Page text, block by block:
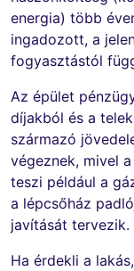
energia) több
ingadozott, a
fogyasztástól
Az épület
díjakból és a
származó
végeznek, mivel
teszi például a
a lépcsőház
javítását tervezik.
Ha érdekli a